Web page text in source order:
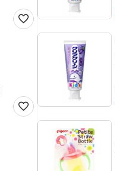
favorite
favorite